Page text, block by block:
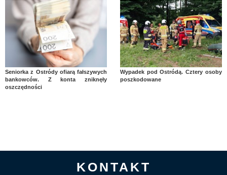
Seniorka z Ostródy ofiarą fałszywych
bankowców. Z konta zniknęły
oszczędności
Wypadek pod Ostródą. Cztery osoby
poszkodowane
KONTAKT